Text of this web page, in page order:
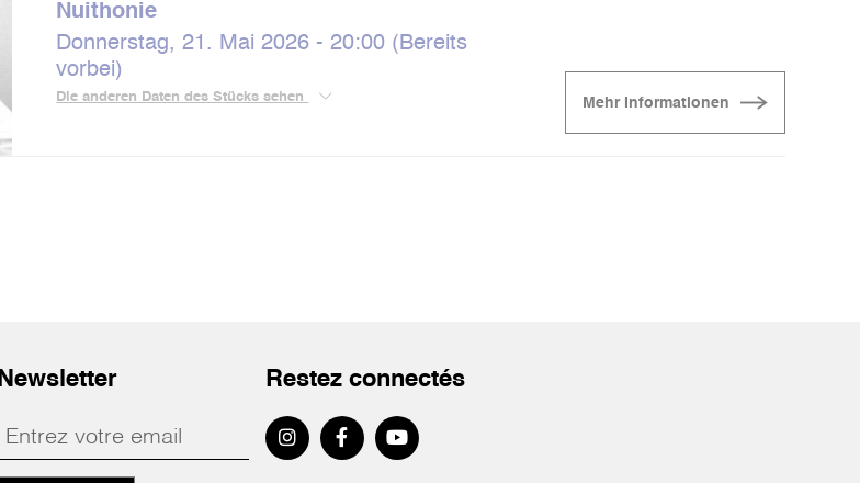
Nuithonie
Donnerstag, 21. Mai 2026 - 20:00 (Bereits
vorbei)
Die anderen Daten des Stücks sehen Mehr Informationen
Newsletter Restez connectés